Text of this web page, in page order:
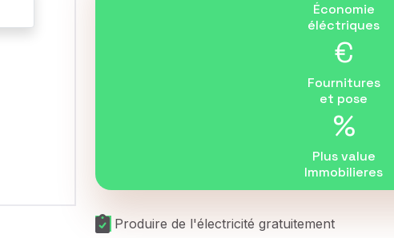
Économie
éléctriques
€
Fournitures
et pose
%
Plus value
Immobilieres
Produire de l'électricité gratuitement